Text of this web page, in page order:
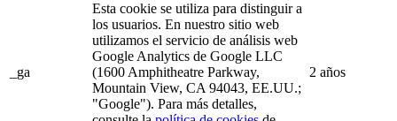
_ga
Esta cookie se utiliza para distinguir a
los usuarios. En nuestro sitio web
utilizamos el servicio de análisis web
Google Analytics de Google LLC
(1600 Amphitheatre Parkway,
Mountain View, CA 94043, EE.UU.;
"Google"). Para más detalles,
2 años